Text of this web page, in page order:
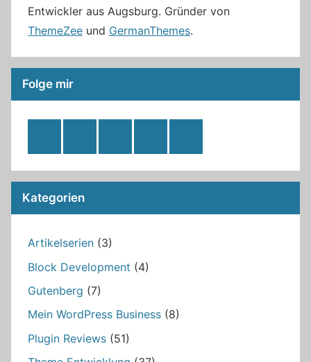
Entwickler aus Augsburg. Gründer von
ThemeZee und GermanThemes.
Folge mir
Feed
Kategorien
Artikelserien (3)
Block Development (4)
Gutenberg (7)
Mein WordPress Business (8)
Plugin Reviews (51)